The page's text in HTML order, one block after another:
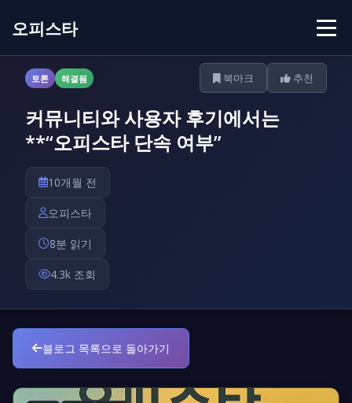
오피스타
토론 해결됨 북마크 추천
커뮤니티와 사용자 후기에서는
**“오피스타 단속 여부”
10개월 전
오피스타
8분 읽기
4.3k 조회
블로그 목록으로 돌아가기